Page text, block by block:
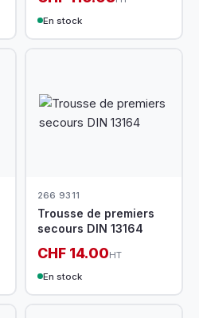
En stock
266 9311
Trousse de premiers
secours DIN 13164
CHF 14.00HT
En stock